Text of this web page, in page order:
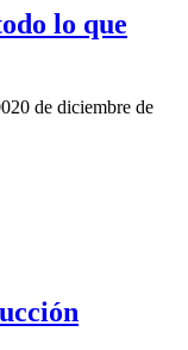
lo que
20 de diciembre de